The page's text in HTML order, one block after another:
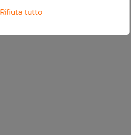
Rifiuta tutto